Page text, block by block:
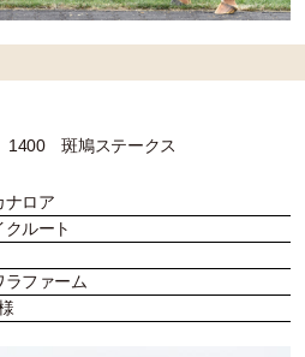
斑鳩ステークス
ナロア
ルート
ラファーム